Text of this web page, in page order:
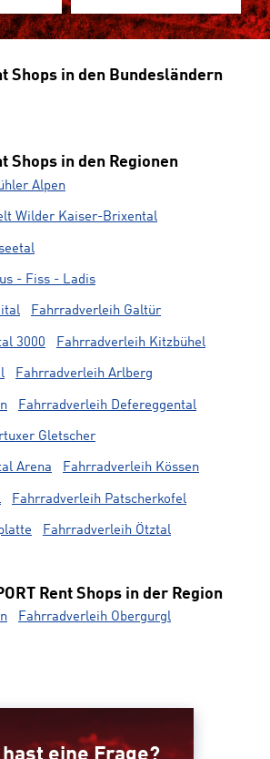
Shops in den Bundesländern
Shops in den Regionen
Alpen
Wilder Kaiser-Brixental
- Fiss - Ladis
Fahrradverleih Galtür
3000 Fahrradverleih Kitzbühel
Fahrradverleih Arlberg
Fahrradverleih Defereggental
Gletscher
Arena Fahrradverleih Kössen
Fahrradverleih Patscherkofel
Fahrradverleih Ötztal
Rent Shops in der Region
Fahrradverleih Obergurgl